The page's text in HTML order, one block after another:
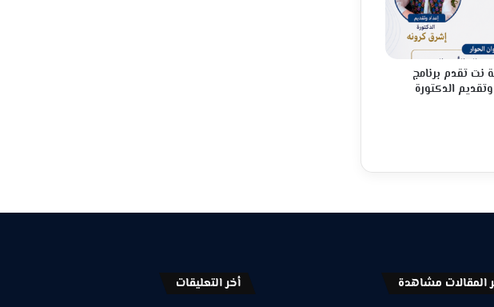
نت تقدم برنامج
وتقديم الدكتورة
المقالات مشاهدة أخر التعليقات